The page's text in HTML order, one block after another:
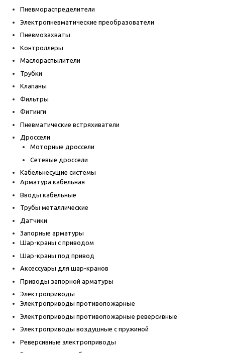
Пневмораспределители
Электропневматические преобразователи
Пневмозахваты
Контроллеры
Маслораспылители
Трубки
Клапаны
Фильтры
Фитинги
Пневматические встряхиватели
Дроссели
Моторные дроссели
Сетевые дроссели
Кабельнесущие системы
Арматура кабельная
Вводы кабельные
Трубы металлические
Датчики
Запорные арматуры
Шар-краны с приводом
Шар-краны под привод
Аксессуары для шар-кранов
Приводы запорной арматуры
Электроприводы
Электроприводы противопожарные
Электроприводы противопожарные реверсивные
Электроприводы воздушные с пружиной
Реверсивные электроприводы